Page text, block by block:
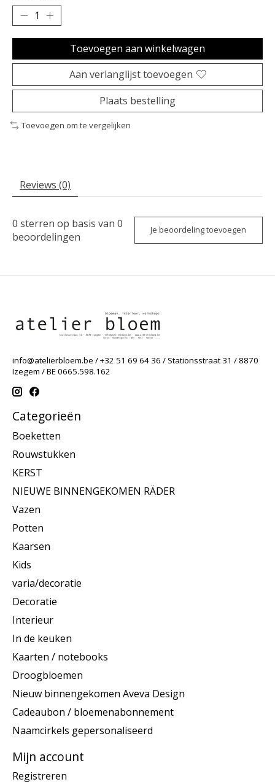
Toevoegen aan winkelwagen
Aan verlanglijst toevoegen
Plaats bestelling
Toevoegen om te vergelijken
Reviews (0)
0 sterren op basis van 0
beoordelingen
Je beoordeling toevoegen
info@atelierbloem.be / +32 51 69 64 36 / Stationsstraat 31 / 8870
Izegem / BE 0665.598.162
Categorieën
Boeketten
Rouwstukken
KERST
NIEUWE BINNENGEKOMEN RÄDER
Vazen
Potten
Kaarsen
Kids
varia/decoratie
Decoratie
Interieur
In de keuken
Kaarten / notebooks
Droogbloemen
Nieuw binnengekomen Aveva Design
Cadeaubon / bloemenabonnement
Naamcirkels gepersonaliseerd
Mijn account
Registreren